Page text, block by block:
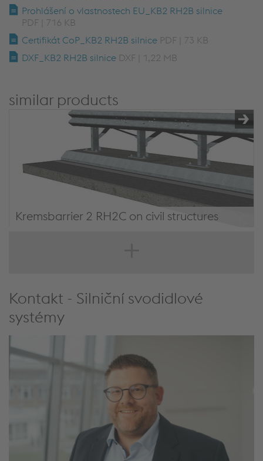
Prohlášení o vlastnostech EU_KB2 RH2B silnice
PDF | 716 KB
Certifikát CoP_KB2 RH2B silnice PDF | 73 KB
DXF_KB2 RH2B silnice DXF | 1,22 MB
similar products
Kremsbarrier 2 RH2C on civil structures
Kontakt - Silniční svodidlové
systémy